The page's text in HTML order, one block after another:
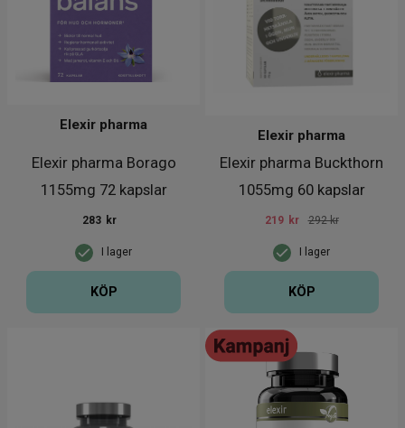
Elexir pharma Borago
1155mg 72 kapslar
Elexir pharma
I lager
283 kr
KÖP
Elexir pharma Buckthorn
1055mg 60 kapslar
Elexir pharma
I lager
219 kr 292 kr
KÖP